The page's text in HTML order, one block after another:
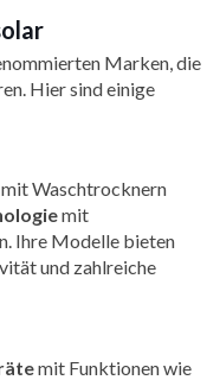
Marken, die
Hier sind einige
Waschtrocknern
mit
Ihre Modelle bieten
und zahlreiche
mit Funktionen wie